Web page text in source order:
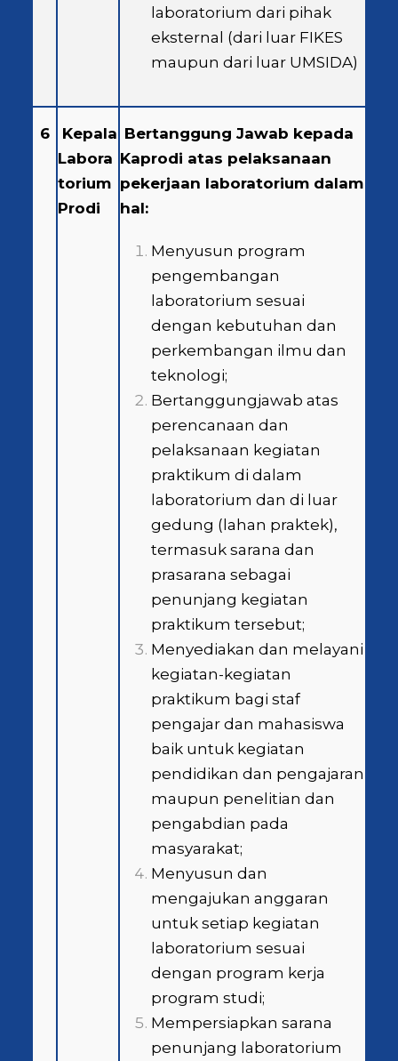
laboratorium dari pihak
eksternal (dari luar FIKES
maupun dari luar UMSIDA)
6
Kepala
Labora
torium
Prodi
Bertanggung Jawab kepada
Kaprodi atas pelaksanaan
pekerjaan laboratorium dalam
hal:
Menyusun program
pengembangan
laboratorium sesuai
dengan kebutuhan dan
perkembangan ilmu dan
teknologi;
Bertanggungjawab atas
perencanaan dan
pelaksanaan kegiatan
praktikum di dalam
laboratorium dan di luar
gedung (lahan praktek),
termasuk sarana dan
prasarana sebagai
penunjang kegiatan
praktikum tersebut;
Menyediakan dan melayani
kegiatan-kegiatan
praktikum bagi staf
pengajar dan mahasiswa
baik untuk kegiatan
pendidikan dan pengajaran
maupun penelitian dan
pengabdian pada
masyarakat;
Menyusun dan
mengajukan anggaran
untuk setiap kegiatan
laboratorium sesuai
dengan program kerja
program studi;
Mempersiapkan sarana
penunjang laboratorium